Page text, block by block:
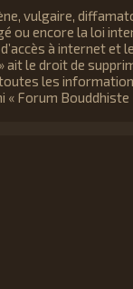
vulgaire,
ou encore la loi
à internet et
le droit de
les
Forum